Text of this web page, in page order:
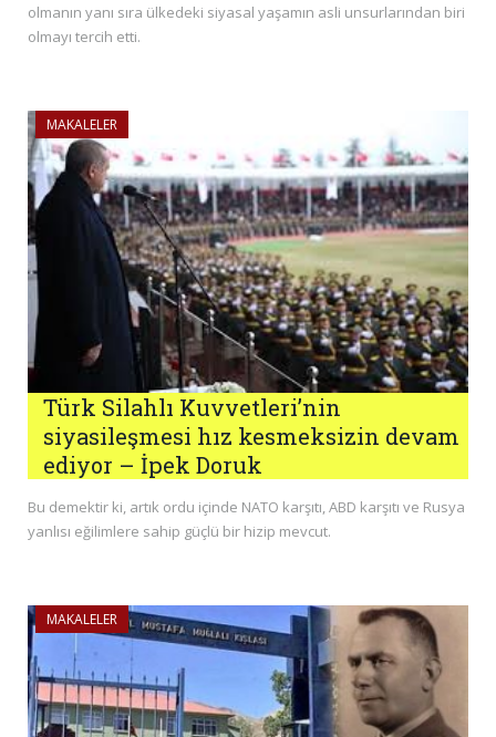
olmanın yanı sıra ülkedeki siyasal yaşamın asli unsurlarından biri
olmayı tercih etti.
MAKALELER
Türk Silahlı Kuvvetleri’nin
siyasileşmesi hız kesmeksizin devam
ediyor – İpek Doruk
Bu demektir ki, artık ordu içinde NATO karşıtı, ABD karşıtı ve Rusya
yanlısı eğilimlere sahip güçlü bir hizip mevcut.
MAKALELER